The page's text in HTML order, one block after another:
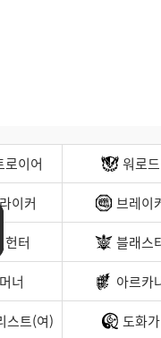
로이어 워로드
라이커 브레이
헌터 블래스
너 아르카
스트(여) 도화가